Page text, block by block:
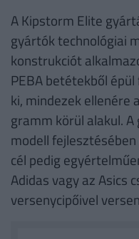
A Kipstorm Elite
gyártók technológiai
konstrukciót
PEBA betétekből
ki, mindezek ellenére
gramm körül alakul.
modell
cél pedig
Adidas vagy az Asics
versenycipőivel